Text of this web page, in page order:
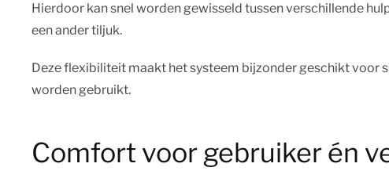
Hierdoor kan snel worden gewisseld tussen verschillende
een ander tiljuk.
Deze flexibiliteit maakt het systeem bijzonder geschikt voor
worden gebruikt.
Comfort voor gebruiker én